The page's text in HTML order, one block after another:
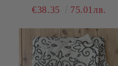
ЗЛАТЕН ЛИСТ"
€38.35 75.01лв.